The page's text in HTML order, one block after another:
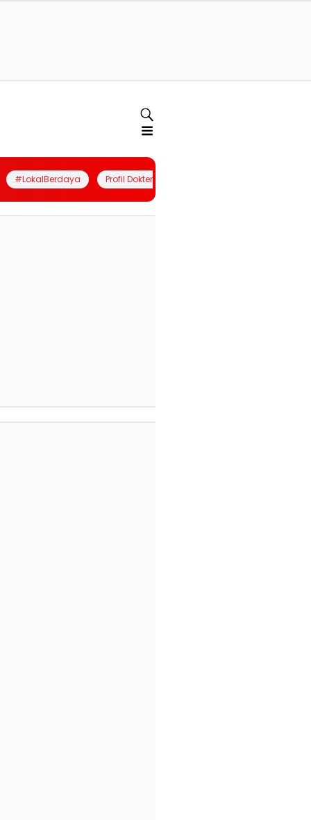
#LokalBerdaya Profil Dokter